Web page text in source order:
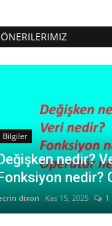
ÖNERILERIMIZ
Bilgiler
nedir?
nedir?
dixon Kas 15, 2025 1